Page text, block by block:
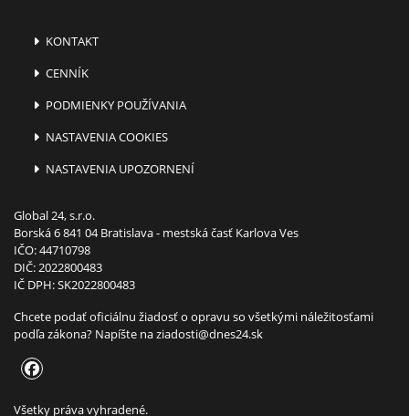
KONTAKT
CENNÍK
PODMIENKY POUŽÍVANIA
NASTAVENIA COOKIES
NASTAVENIA UPOZORNENÍ
Global 24, s.r.o.
Borská 6 841 04 Bratislava - mestská časť Karlova Ves
IČO: 44710798
DIČ: 2022800483
IČ DPH: SK2022800483
Chcete podať oficiálnu žiadosť o opravu so všetkými náležitosťami
podľa zákona? Napíšte naziadosti@dnes24.sk
Všetky práva vyhradené.